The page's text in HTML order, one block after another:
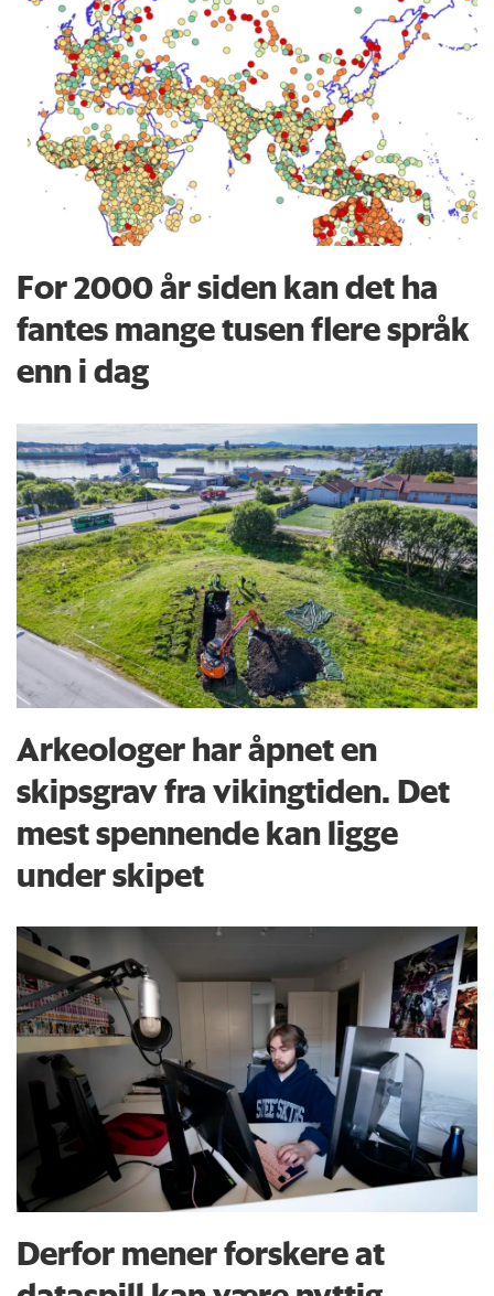
For 2000 år siden kan det ha
fantes mange tusen flere språk
enn i dag
Arkeologer har åpnet en
skipsgrav fra vikingtiden. Det
mest spennende kan ligge
under skipet
Derfor mener forskere at